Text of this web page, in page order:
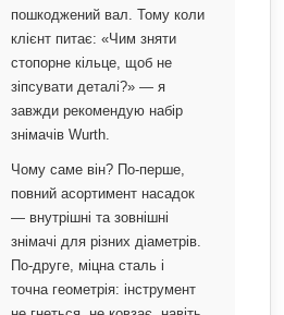
пошкоджений вал. Тому коли
клієнт питає: «Чим зняти
стопорне кільце, щоб не
зіпсувати деталі?» — я
завжди рекомендую набір
знімачів Wurth.
Чому саме він? По-перше,
повний асортимент насадок
— внутрішні та зовнішні
знімачі для різних діаметрів.
По-друге, міцна сталь і
точна геометрія: інструмент